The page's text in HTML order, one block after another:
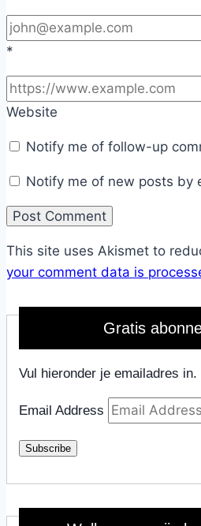
*
Website
Notify me of follow-up
Notify me of new posts by
This site uses Akismet to
your comment data is
Gratis
Vul hieronder je emailadres in.
Email Address
Subscribe